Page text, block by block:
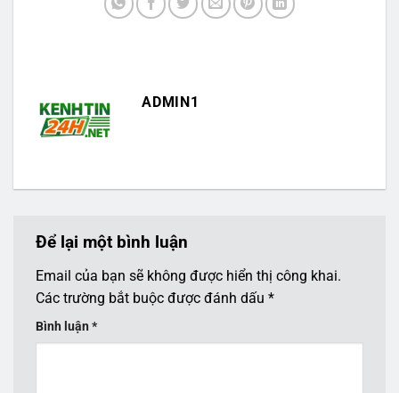
ADMIN1
Để lại một bình luận
Email của bạn sẽ không được hiển thị công khai.
Các trường bắt buộc được đánh dấu *
Bình luận *